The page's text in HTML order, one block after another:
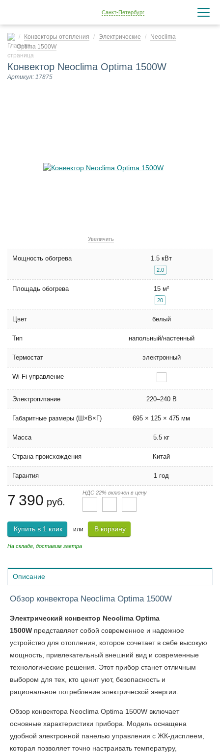
Санкт-Петербург
Конвекторы отопления Электрические
Neoclima
Optima 1500W
Конвектор Neoclima Optima 1500W
Артикул: 17875
Увеличить
Мощность обогрева 1.5 кВт
2.0
Площадь обогрева 15 м²
20
Цвет белый
Тип напольный/настенный
Термостат электронный
Wi-Fi управление
Электропитание 220–240 В
Габаритные размеры (Ш×В×Г) 695 × 125 × 475 мм
Масса 5.5 кг
Страна происхождения Китай
Гарантия 1 год
7 390 руб.
НДС 22% включен в цену
Купить в 1 клик или В корзину
На складе, доставим завтра
Описание
Обзор конвектора Neoclima Optima 1500W
Электрический конвектор Neoclima Optima
1500W представляет собой современное и надежное
устройство для отопления, которое сочетает в себе высокую
мощность, привлекательный внешний вид и современные
технологические решения. Этот прибор станет отличным
выбором для тех, кто ценит уют, безопасность и
рациональное потребление электрической энергии.
Обзор конвектора Neoclima Optima 1500W включает
основные характеристики прибора. Модель оснащена
удобной электронной панелью управления с ЖК-дисплеем,
которая позволяет точно настраивать температуру,